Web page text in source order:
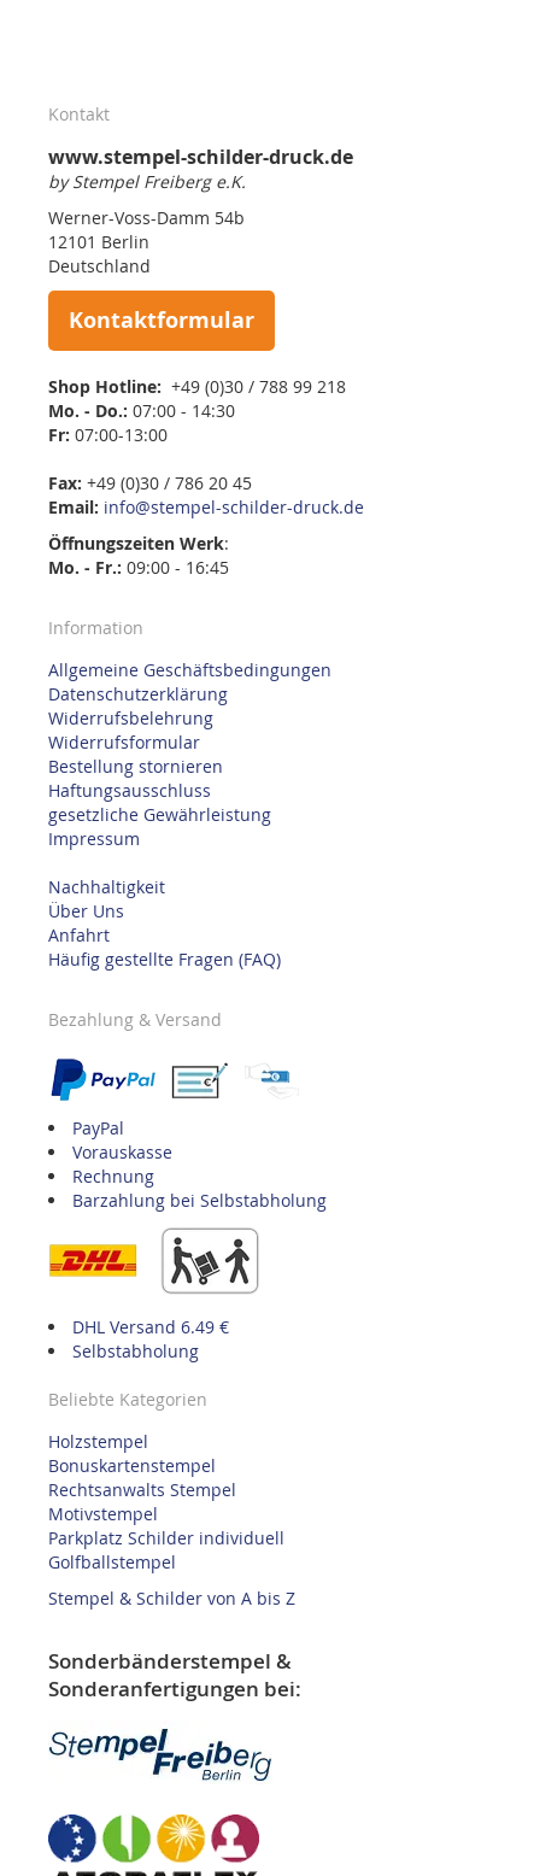
Kontakt
www.stempel-schilder-druck.de
by Stempel Freiberg e.K.
Werner-Voss-Damm 54b
12101 Berlin
Deutschland
Kontaktformular
Shop Hotline: +49 (0)30 / 788 99 218
Mo. - Do.: 07:00 - 14:30
Fr: 07:00-13:00
Fax: +49 (0)30 / 786 20 45
Email: info@stempel-schilder-druck.de
Öffnungszeiten Werk:
Mo. - Fr.: 09:00 - 16:45
Information
Allgemeine Geschäftsbedingungen
Datenschutzerklärung
Widerrufsbelehrung
Widerrufsformular
Bestellung stornieren
Haftungsausschluss
gesetzliche Gewährleistung
Impressum
Nachhaltigkeit
Über Uns
Anfahrt
Häufig gestellte Fragen (FAQ)
Bezahlung & Versand
PayPal
Vorauskasse
Rechnung
Barzahlung bei Selbstabholung
DHL Versand 6.49 €
Selbstabholung
Beliebte Kategorien
Holzstempel
Bonuskartenstempel
Rechtsanwalts Stempel
Motivstempel
Parkplatz Schilder individuell
Golfballstempel
Stempel & Schilder von A bis Z
Sonderbänderstempel &
Sonderanfertigungen bei: